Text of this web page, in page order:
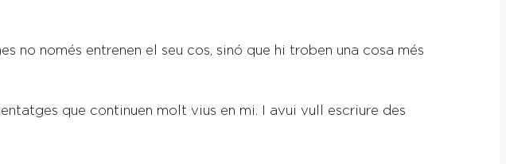
no només entrenen el seu cos, sinó que hi troben una cosa més
que continuen molt vius en mi. I avui vull escriure des